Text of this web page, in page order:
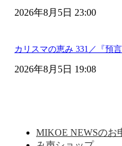
2026年8月5日 23:00
カリスマの恵み 331／『預
2026年8月5日 19:08
MIKOE NEWSのお